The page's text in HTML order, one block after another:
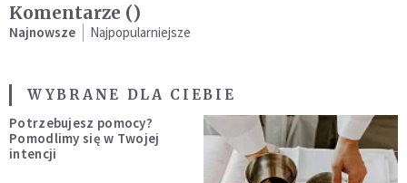
Komentarze ()
Najnowsze Najpopularniejsze
WYBRANE DLA CIEBIE
Potrzebujesz pomocy?
Pomodlimy się w Twojej
intencji